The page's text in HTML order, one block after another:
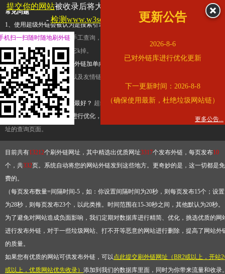
常见问题
1、使用超级外链会被认为是搜索引擎优化作弊吗？ 超级外链只是一个简便而集成
查询工具，模拟的是正常手工查询，不是作弊。如果是作弊，那您可以使用超级外
推广竞争对手的网址，让它k掉。
2、网站优化单纯依靠超级外链加单向链接可行吗？
链，需要结合普通的外链以及友情链接，您可以到站长论坛发布外链，到友情链接
台交换友情链接。
3、如何使用超级外链效果最好？ 超级外链不同于普通的外链，它是动态的链接，
有频繁使用超级外链工具进行优化，才能获得稳定的外链
，最终使搜索引擎收录带
址的查询页面。
目前共有13212个刷外链网址，其中精选出优质网址3317个发布外链，每页发布10
个，共332页。系统自动将您的网站外链发到这些地方。更奇妙的是，这一切都是免
费的。
（每页发布数量=间隔时间-5，如：你设置间隔时间为20秒，则每页发布15个；设置
为28秒，则每页发布23个，以此类推。时间范围在15-30秒之间，其他默认为20秒
为了避免对网站造成负面影响，我们定期对数据库进行精简、优化，挑选优质的网
进行发布外链，对于一些垃圾网站、打不开等恶意的网站进行删除，提高了网站外
的质量。
如果您有优质的网站可供发布外链，可以点此提交刷外链网址（BR2或以上，开站
或以上，优质网站优先收录） 添加到我们的数据库里面，同时为你带来流量和收录
提交你的网站被收录后将大幅提升流量和外链，
查看展示页面
- 检测www.w3school.com.cn是否收录
更新公告
2026-8-6
已对外链库进行优化更新
下一更新时间：2026-8-8
（确保使用最新，杜绝垃圾网站链）
更多公告...
机扫一扫随时随地刷外链